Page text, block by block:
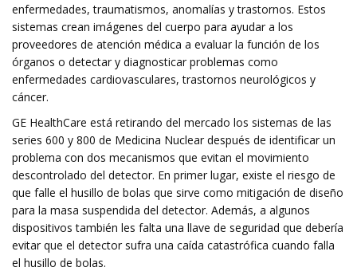
enfermedades, traumatismos, anomalías y trastornos. Estos
sistemas crean imágenes del cuerpo para ayudar a los
proveedores de atención médica a evaluar la función de los
órganos o detectar y diagnosticar problemas como
enfermedades cardiovasculares, trastornos neurológicos y
cáncer.
GE HealthCare está retirando del mercado los sistemas de las
series 600 y 800 de Medicina Nuclear después de identificar un
problema con dos mecanismos que evitan el movimiento
descontrolado del detector. En primer lugar, existe el riesgo de
que falle el husillo de bolas que sirve como mitigación de diseño
para la masa suspendida del detector. Además, a algunos
dispositivos también les falta una llave de seguridad que debería
evitar que el detector sufra una caída catastrófica cuando falla
el husillo de bolas.